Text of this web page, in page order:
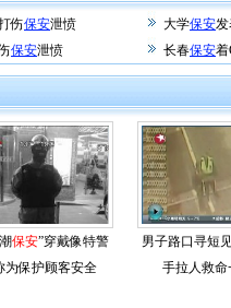
伤保安泄愤 大学保安
保安泄愤 长春保安着
保安”穿戴像特警
为保护顾客安全
男子路口寻短
手拉人救命